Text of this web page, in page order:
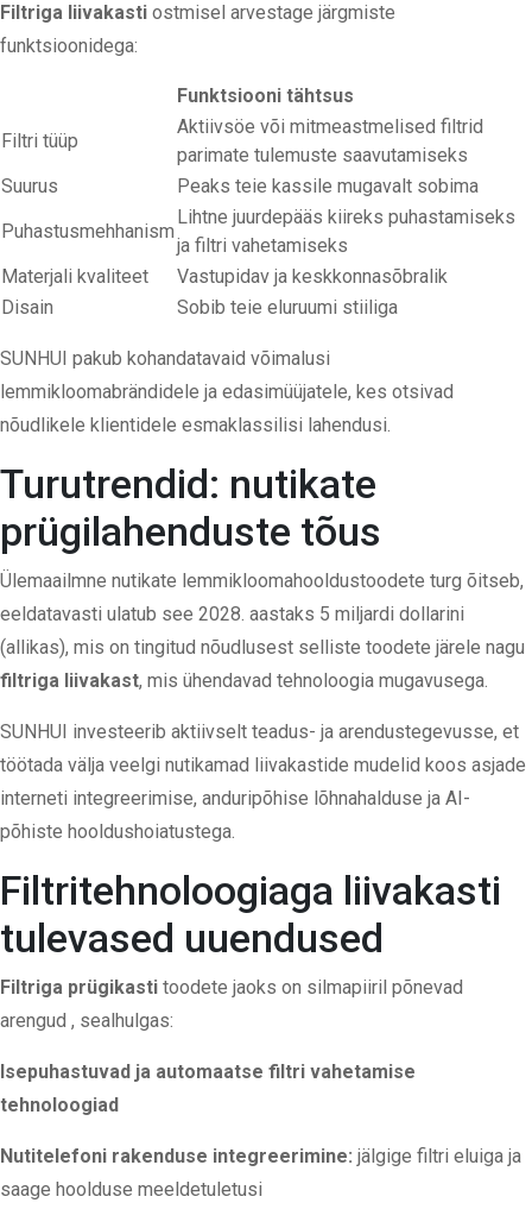
Filtriga liivakasti ostmisel arvestage järgmiste
funktsioonidega:
Funktsiooni tähtsus
Filtri tüüp
Aktiivsöe või mitmeastmelised filtrid
parimate tulemuste saavutamiseks
Suurus
Peaks teie kassile mugavalt sobima
Puhastusmehhanism
Lihtne juurdepääs kiireks puhastamiseks
ja filtri vahetamiseks
Materjali kvaliteet
Vastupidav ja keskkonnasõbralik
Disain
Sobib teie eluruumi stiiliga
SUNHUI pakub kohandatavaid võimalusi
lemmikloomabrändidele ja edasimüüjatele, kes otsivad
nõudlikele klientidele esmaklassilisi lahendusi.
Turutrendid: nutikate
prügilahenduste tõus
Ülemaailmne nutikate lemmikloomahooldustoodete turg õitseb,
eeldatavasti ulatub see 2028. aastaks 5 miljardi dollarini
(allikas), mis on tingitud nõudlusest selliste toodete järele nagu
filtriga liivakast, mis ühendavad tehnoloogia mugavusega.
SUNHUI investeerib aktiivselt teadus- ja arendustegevusse, et
töötada välja veelgi nutikamad liivakastide mudelid koos asjade
interneti integreerimise, anduripõhise lõhnahalduse ja AI-
põhiste hooldushoiatustega.
Filtritehnoloogiaga liivakasti
tulevased uuendused
Filtriga prügikasti toodete jaoks on silmapiiril põnevad
arengud , sealhulgas:
Isepuhastuvad ja automaatse filtri vahetamise
tehnoloogiad
Nutitelefoni rakenduse integreerimine: jälgige filtri eluiga ja
saage hoolduse meeldetuletusi